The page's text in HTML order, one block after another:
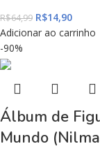
R$64,99 R$14,90
Adicionar ao carrinho
-90%
Álbum de
Mundo